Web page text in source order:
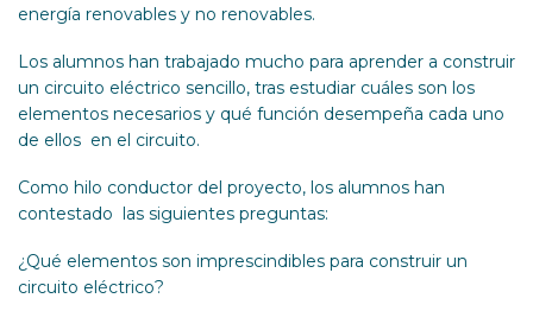
energía renovables y no renovables.
Los alumnos han trabajado mucho para aprender a construir
un circuito eléctrico sencillo, tras estudiar cuáles son los
elementos necesarios y qué función desempeña cada uno
de ellos en el circuito.
Como hilo conductor del proyecto, los alumnos han
contestado las siguientes preguntas:
¿Qué elementos son imprescindibles para construir un
circuito eléctrico?